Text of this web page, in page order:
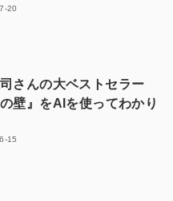
20
さんの大ベストセラー
の壁』をAIを使ってわかり
15